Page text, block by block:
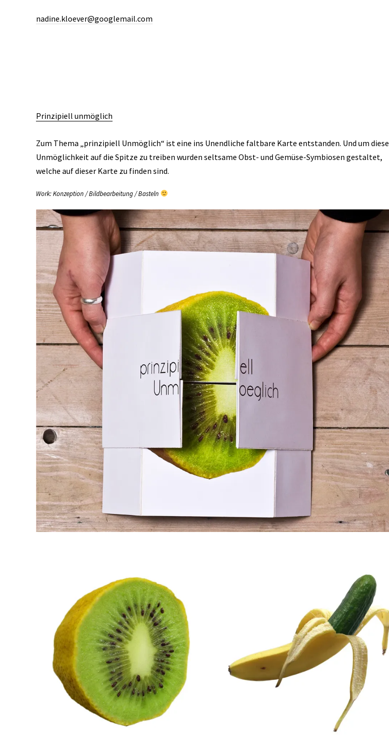
nadine.kloever@googlemail.com
Prinzipiell unmöglich
Zum Thema „prinzipiell Unmöglich“ ist eine ins Unendliche faltbare Karte entstanden. Und um diese
Unmöglichkeit auf die Spitze zu treiben wurden seltsame Obst- und Gemüse-Symbiosen gestaltet,
welche auf dieser Karte zu finden sind.
Work: Konzeption / Bildbearbeitung / Basteln